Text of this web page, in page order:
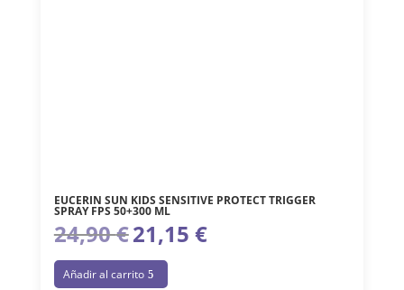
EUCERIN SUN KIDS SENSITIVE PROTECT TRIGGER
SPRAY FPS 50+300 ML
24,90€ El
precio
original
21,15 €El
Añadir al carrito